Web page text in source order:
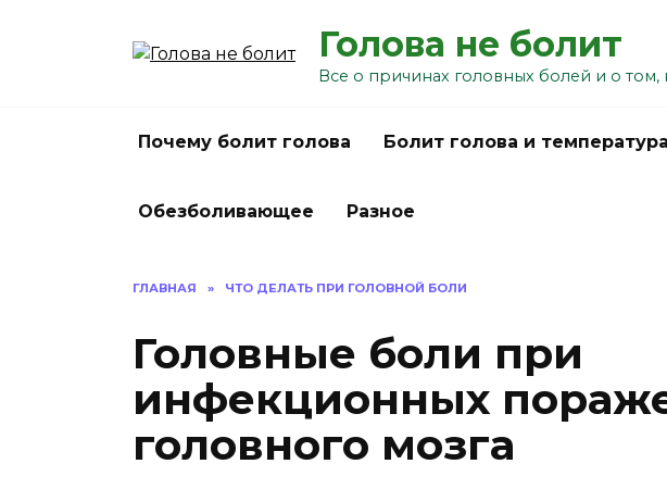
Голова не болит
Все о причинах головных болей и о том,
Почему болит голова Болит голова и температура
Обезболивающее Разное
ГЛАВНАЯ » ЧТО ДЕЛАТЬ ПРИ ГОЛОВНОЙ БОЛИ
Головные боли при
инфекционных
головного мозга